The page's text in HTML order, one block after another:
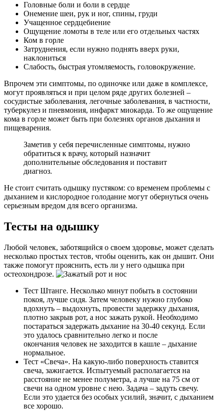
Головные боли и боли в сердце
Онемение шеи, рук и ног, спины, груди
Учащенное сердцебиение
Ощущение ломоты в теле или его отдельных частях
Ком в горле
Затруднения, если нужно поднять вверх руки,
наклониться
Слабость, быстрая утомляемость, головокружение.
Впрочем эти симптомы, по одиночке или даже в комплексе,
могут проявляться и при целом ряде других болезней –
сосудистые заболевания, легочные заболевания, в частности,
туберкулез и пневмония, инфаркт миокарда. То же ощущение
кома в горле может быть при болезнях органов дыхания и
пищеварения.
Заметив у себя перечисленные симптомы, нужно
обратиться к врачу, который назначит
дополнительные обследования и поставит
диагноз.
Не стоит считать одышку пустяком: со временем проблемы с
дыханием и кислородное голодание могут обернуться очень
серьезным вредом для всего организма.
Тесты на одышку
Любой человек, заботящийся о своем здоровье, может сделать
несколько простых тестов, чтобы оценить, как он дышит. Они
также помогут прояснить, есть ли у него одышка при
остеохондрозе.
Тест Штанге. Несколько минут побыть в состоянии
покоя, лучше сидя. Затем человеку нужно глубоко
вдохнуть – выдохнуть, провести задержку дыхания,
плотно закрыв рот, а нос зажать рукой. Необходимо
постараться задержать дыхание на 30-40 секунд. Если
это удалось сравнительно легко и после
окончания человек не заходится в кашле – дыхание
нормальное.
Тест «Свеча». На какую-либо поверхность ставится
свеча, зажигается. Испытуемый располагается на
расстояние не менее полуметра, а лучше на 75 см от
свечи на одном уровне с нею. Задача – задуть свечу.
Если это удается без особых усилий, значит, с дыханием
все хорошо.